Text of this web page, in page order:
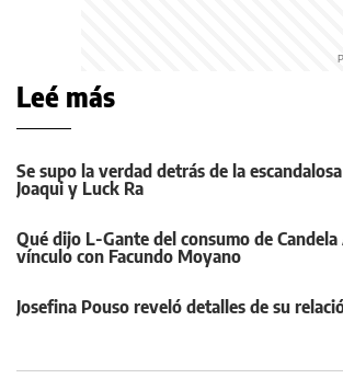
Leé más
Se supo la verdad detrás de la
Joaqui y Luck Ra
Qué dijo L-Gante del consumo de
vínculo con Facundo Moyano
Josefina Pouso reveló detalles de su